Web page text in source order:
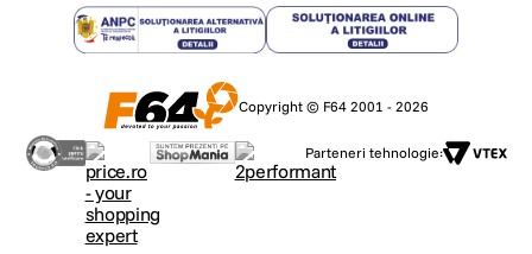
Copyright © F64 2001 - 2026
Parteneri tehnologie: